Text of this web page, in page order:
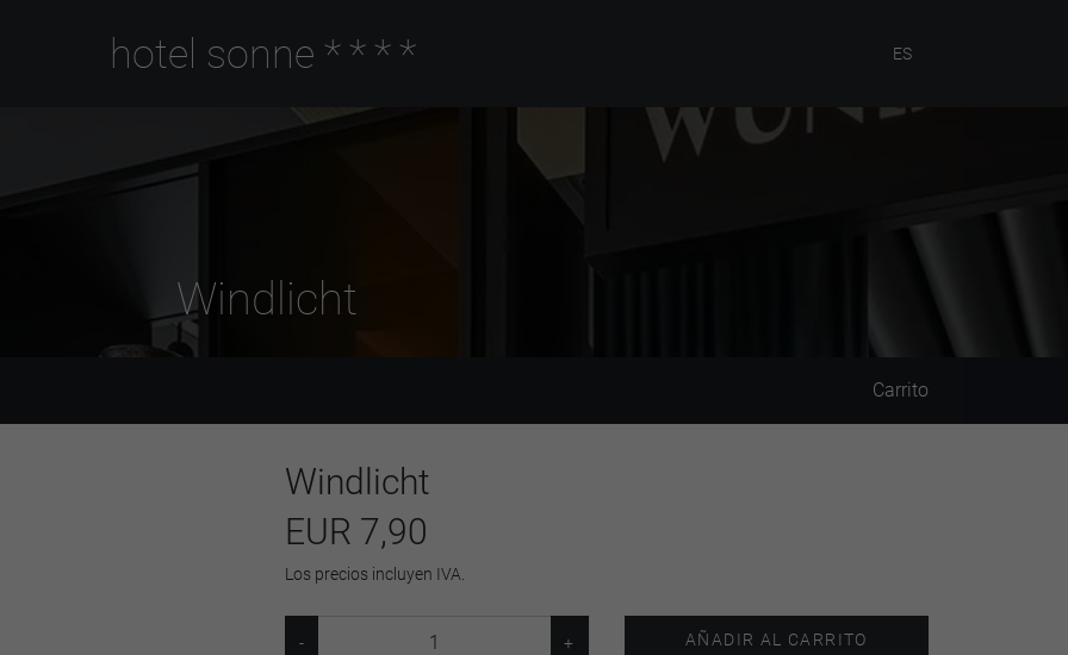
hotel sonne **** ES
Windlicht
Carrito
Windlicht
EUR 7,90
Los precios incluyen IVA.
AÑADIR AL CARRITO